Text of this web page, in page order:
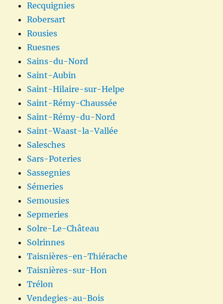
Recquignies
Robersart
Rousies
Ruesnes
Sains-du-Nord
Saint-Aubin
Saint-Hilaire-sur-Helpe
Saint-Rémy-Chaussée
Saint-Rémy-du-Nord
Saint-Waast-la-Vallée
Salesches
Sars-Poteries
Sassegnies
Sémeries
Semousies
Sepmeries
Solre-Le-Château
Solrinnes
Taisnières-en-Thiérache
Taisnières-sur-Hon
Trélon
Vendegies-au-Bois